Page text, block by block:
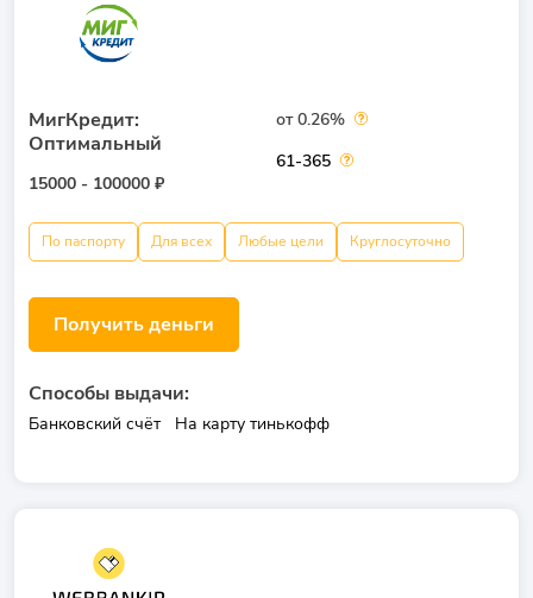
МигКредит:
Оптимальный
15000 - 100000 ₽
от 0.26%
61-365
По паспорту Для всех Любые цели Круглосуточно
Получить деньги
Способы выдачи:
Банковский счёт На карту тинькофф